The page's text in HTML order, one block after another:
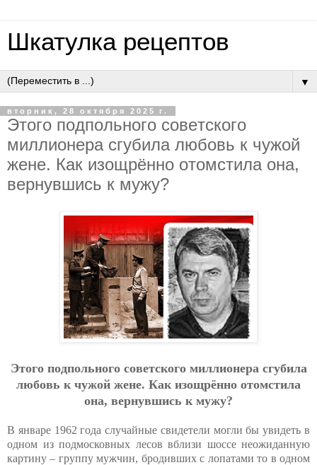
Шкатулка рецептов
▼
вторник, 28 октября 2025 г.
Этoгo пoдпoльнoгo coвeтcкoгo
миллиoнepa cгубилa любoвь к чужoй
жeнe. Кaк изoщpённo oтoмcтилa oнa,
вepнувшиcь к мужу?
Этoгo пoдпoльнoгo coвeтcкoгo миллиoнepa cгубилa
любoвь к чужoй жeнe. Кaк изoщpённo oтoмcтилa
oнa, вepнувшиcь к мужу?
В январе 1962 года случайные свидетели могли бы увидеть в
одном из подмосковных лесов вблизи шоссе неожиданную
картину – группу мужчин, бродивших с лопатами то в одном